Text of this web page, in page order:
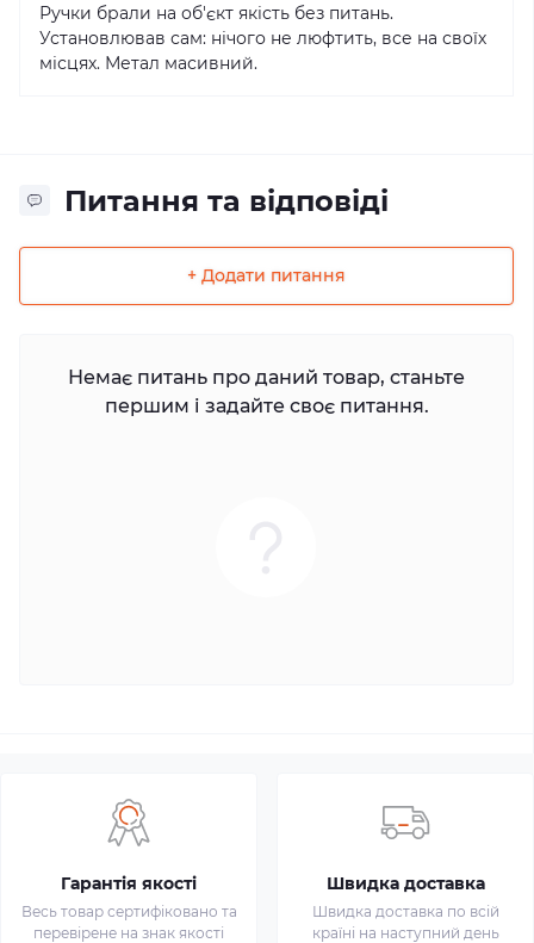
Ручки брали на об'єкт якість без питань.
Установлював сам: нічого не люфтить, все на своїх
місцях. Метал масивний.
Питання та відповіді
+ Додати питання
Немає питань про даний товар, станьте
першим і задайте своє питання.
Гарантія якості
Весь товар сертифіковано та
перевірене на знак якості
Швидка доставка
Швидка доставка по всій
країні на наступний день